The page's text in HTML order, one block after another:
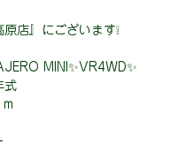
店』にございます❕
MINI✨VR4WD✨
式